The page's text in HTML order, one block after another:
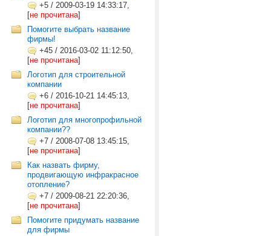
+5 / 2009-03-19 14:33:17,
[не прочитана]
Помогите выбрать название
фирмы!
+45 / 2016-03-02 11:12:50,
[не прочитана]
Логотип для строительной
компании
+6 / 2016-10-21 14:45:13,
[не прочитана]
Логотип для многопрофильной
компании??
+7 / 2008-07-08 13:45:15,
[не прочитана]
Как назвать фирму,
продвигающую инфракрасное
отопление?
+7 / 2009-08-21 22:20:36,
[не прочитана]
Помогите придумать название
для фирмы